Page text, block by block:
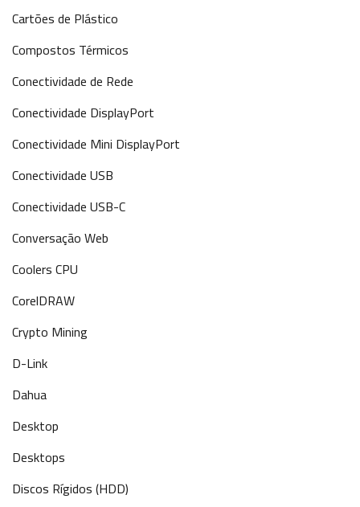
Cartões de Plástico
Compostos Térmicos
Conectividade de Rede
Conectividade DisplayPort
Conectividade Mini DisplayPort
Conectividade USB
Conectividade USB-C
Conversação Web
Coolers CPU
CorelDRAW
Crypto Mining
D-Link
Dahua
Desktop
Desktops
Discos Rígidos (HDD)